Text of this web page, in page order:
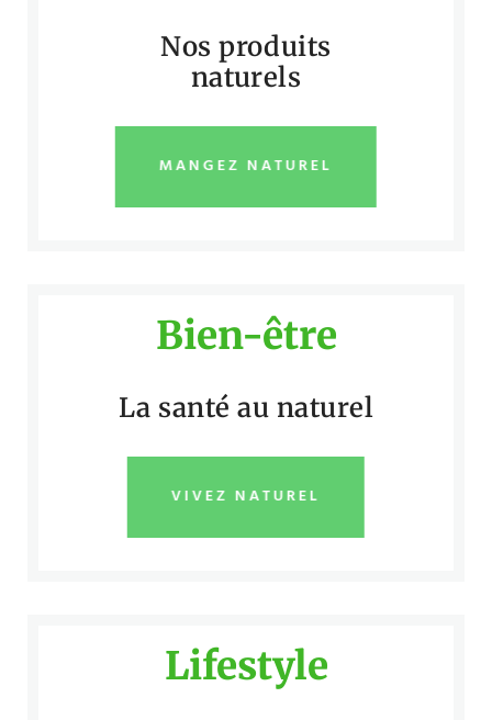
Nos produits
naturels
MANGEZ NATUREL
Bien-être
La santé au naturel
VIVEZ NATUREL
Lifestyle